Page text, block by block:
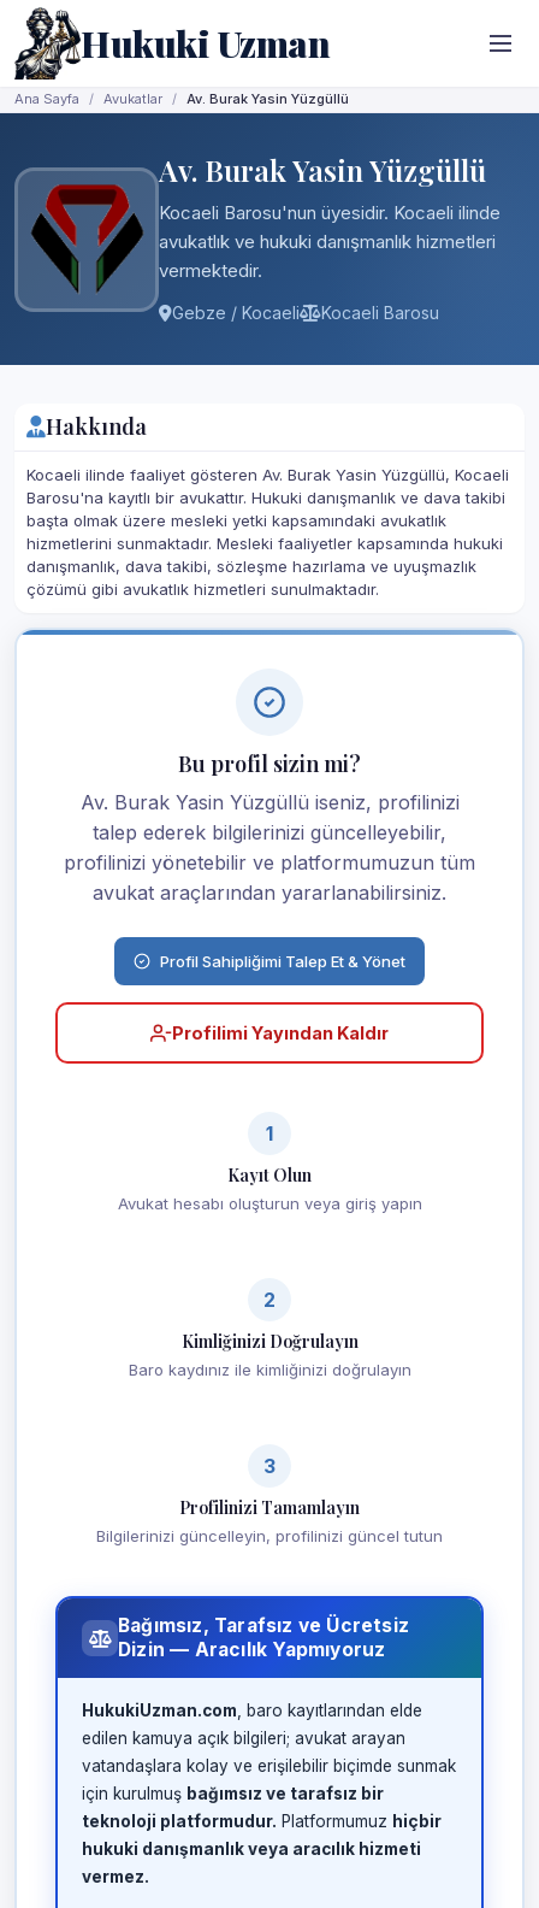
Hukuki Uzman
Ana Sayfa Avukatlar Av. Burak Yasin Yüzgüllü
Av. Burak Yasin Yüzgüllü
Kocaeli Barosu'nun üyesidir. Kocaeli ilinde
avukatlık ve hukuki danışmanlık hizmetleri
vermektedir.
Gebze / Kocaeli Kocaeli Barosu
Hakkında
Kocaeli ilinde faaliyet gösteren Av. Burak Yasin Yüzgüllü, Kocaeli
Barosu'na kayıtlı bir avukattır. Hukuki danışmanlık ve dava takibi
başta olmak üzere mesleki yetki kapsamındaki avukatlık
hizmetlerini sunmaktadır. Mesleki faaliyetler kapsamında hukuki
danışmanlık, dava takibi, sözleşme hazırlama ve uyuşmazlık
çözümü gibi avukatlık hizmetleri sunulmaktadır.
Bu profil sizin mi?
Av. Burak Yasin Yüzgüllü iseniz, profilinizi
talep ederek bilgilerinizi güncelleyebilir,
profilinizi yönetebilir ve platformumuzun tüm
avukat araçlarından yararlanabilirsiniz.
Profil Sahipliğimi Talep Et & Yönet
Profilimi Yayından Kaldır
1
Kayıt Olun
Avukat hesabı oluşturun veya giriş yapın
2
Kimliğinizi Doğrulayın
Baro kaydınız ile kimliğinizi doğrulayın
3
Profilinizi Tamamlayın
Bilgilerinizi güncelleyin, profilinizi güncel tutun
Bağımsız, Tarafsız ve Ücretsiz
Dizin — Aracılık Yapmıyoruz
HukukiUzman.com , baro kayıtlarından elde
edilen kamuya açık bilgileri; avukat arayan
vatandaşlara kolay ve erişilebilir biçimde sunmak
için kurulmuş bağımsız ve tarafsız bir
teknoloji platformudur. Platformumuz hiçbir
hukuki danışmanlık veya aracılık hizmeti
vermez.